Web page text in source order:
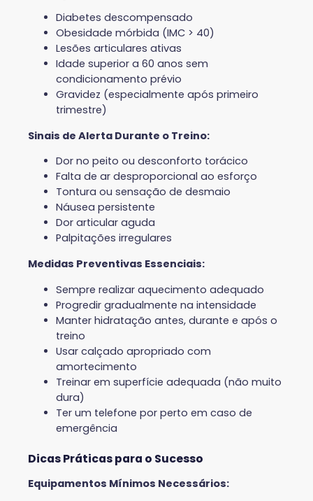
Diabetes descompensado
Obesidade mórbida (IMC > 40)
Lesões articulares ativas
Idade superior a 60 anos sem
condicionamento prévio
Gravidez (especialmente após primeiro
trimestre)
Sinais de Alerta Durante o Treino:
Dor no peito ou desconforto torácico
Falta de ar desproporcional ao esforço
Tontura ou sensação de desmaio
Náusea persistente
Dor articular aguda
Palpitações irregulares
Medidas Preventivas Essenciais:
Sempre realizar aquecimento adequado
Progredir gradualmente na intensidade
Manter hidratação antes, durante e após o
treino
Usar calçado apropriado com
amortecimento
Treinar em superfície adequada (não muito
dura)
Ter um telefone por perto em caso de
emergência
Dicas Práticas para o Sucesso
Equipamentos Mínimos Necessários: